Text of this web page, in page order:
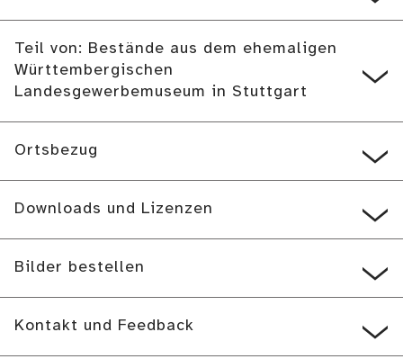
Teil von: Bestände aus dem ehemaligen
Württembergischen
Landesgewerbemuseum in Stuttgart
Ortsbezug
Downloads und Lizenzen
Bilder bestellen
Kontakt und Feedback